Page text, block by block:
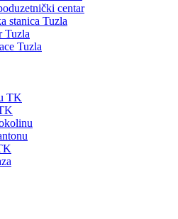
centar
stanica Tuzla
Tuzla
Tuzla
TK